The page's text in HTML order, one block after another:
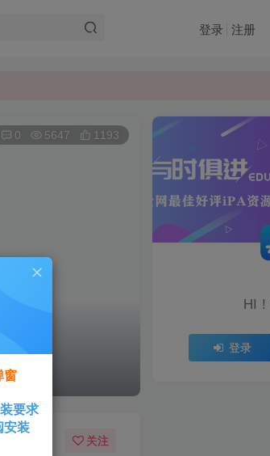
登录 注册
全检测
0 5647 1193
关注
HI
登录
窗
要求
安装